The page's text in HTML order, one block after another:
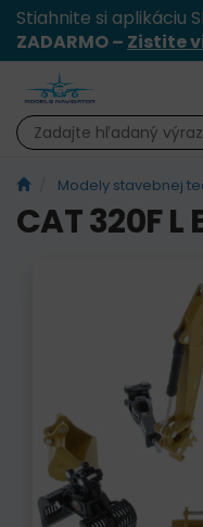
Stiahnite si aplikáciu
ZADARMO – Zistite
Modely stavebnej
CAT 320F L